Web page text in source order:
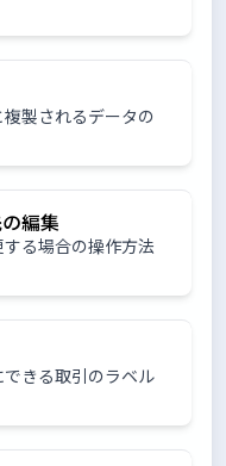
製されるデータの
編集
る場合の操作方法
きる取引のラベル